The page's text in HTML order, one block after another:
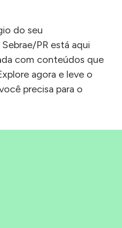
do seu
PR está aqui
com conteúdos que
agora e leve o
precisa para o